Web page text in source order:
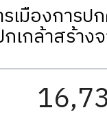
เมืองการป
เกล้าสร้าง